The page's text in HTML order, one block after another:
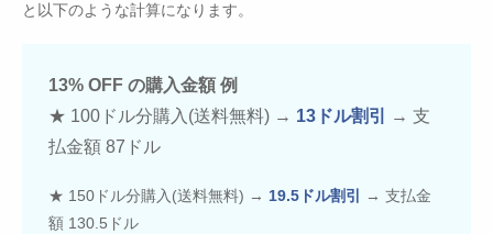
と以下のような計算になります。
13% OFF の購入金額 例
★ 100ドル分購入(送料無料) → 13ドル割引
→ 支
払金額 87ドル
★ 150ドル分購入(送料無料) → 19.5ドル割引
→ 支払金
額 130.5ドル